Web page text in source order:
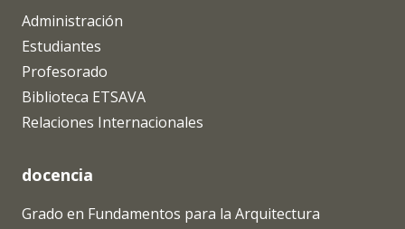
Administración
Estudiantes
Profesorado
Biblioteca ETSAVA
Relaciones Internacionales
docencia
Grado en Fundamentos para la Arquitectura